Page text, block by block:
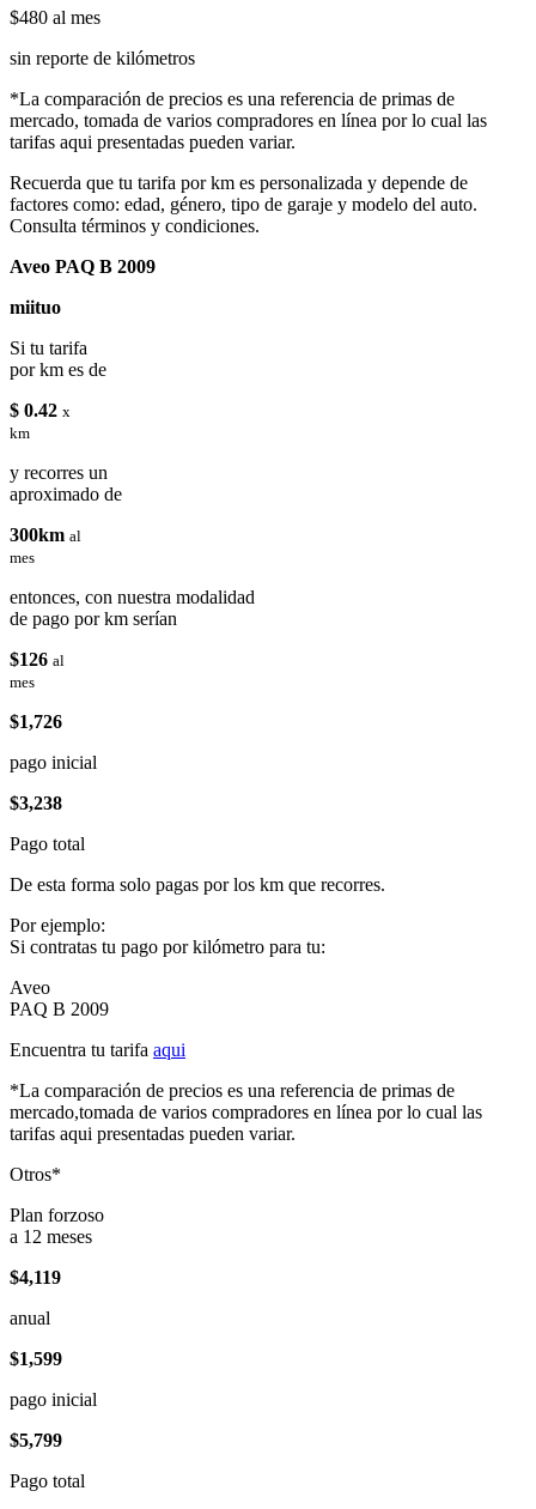
$480 al mes
sin reporte de kilómetros
*La comparación de precios es una referencia de primas de
mercado, tomada de varios compradores en línea por lo cual las
tarifas aqui presentadas pueden variar.
Recuerda que tu tarifa por km es personalizada y depende de
factores como: edad, género, tipo de garaje y modelo del auto.
Consulta términos y condiciones.
Aveo PAQ B 2009
miituo
Si tu tarifa
por km es de
$ 0.42 x
km
y recorres un
aproximado de
300km al
mes
entonces, con nuestra modalidad
de pago por km serían
$126 al
mes
$1,726
pago inicial
$3,238
Pago total
De esta forma solo pagas por los km que recorres.
Por ejemplo:
Si contratas tu pago por kilómetro para tu:
Aveo
PAQ B 2009
Encuentra tu tarifa aqui
*La comparación de precios es una referencia de primas de
mercado,tomada de varios compradores en línea por lo cual las
tarifas aqui presentadas pueden variar.
Otros*
Plan forzoso
a 12 meses
$4,119
anual
$1,599
pago inicial
$5,799
Pago total